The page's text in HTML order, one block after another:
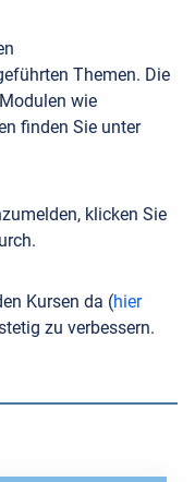
Themen. Die
wie
finden Sie unter
klicken Sie
Kursen da (hier
zu verbessern.